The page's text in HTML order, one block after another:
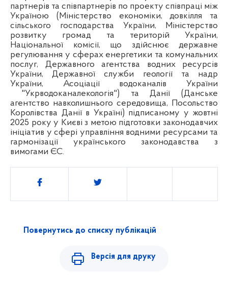
партнерів та співпартнерів по проекту співпраці між
Україною (Міністерство економіки, довкілля та
сільського господарства України, Міністерство
розвитку громад та територій України,
Національної комісії, що здійснює державне
регулювання у сферах енергетики та комунальних
послуг, Державного агентства водних ресурсів
України, Державної служби геології та надр
України, Асоціації водоканалів України
"Укрводоканалекологія") та Данії (Данське
агентство навколишнього середовища, Посольство
Королівства Данії в Україні) підписаному у жовтні
2025 року у Києвіз метою підготовки законодавчих
ініціатив у сфері управління водними ресурсами та
гармонізації українського законодавства з
вимогами ЄС.
Поділитись
Повернутись до списку публікацій
Версія для друку